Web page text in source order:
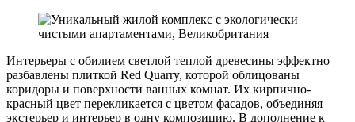
Интерьеры с обилием светлой теплой древесины эффектно
разбавлены плиткой Red Quarry, которой облицованы
коридоры и поверхности ванных комнат. Их кирпично-
красный цвет перекликается с цветом фасадов, объединяя
экстерьер и интерьер в одну композицию. В дополнение к